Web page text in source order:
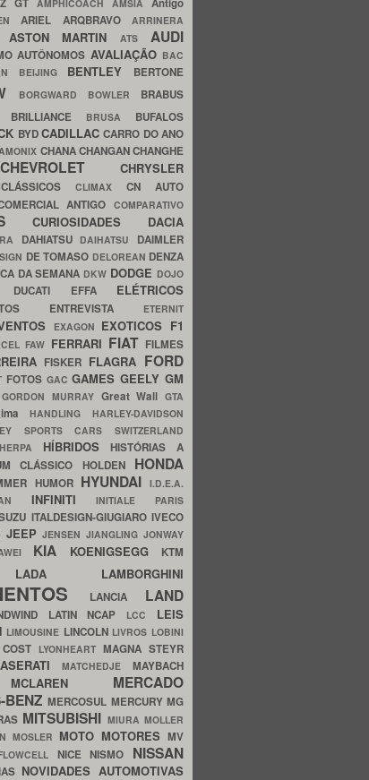
GT AMPHICOACH AMSIA Antigo
ARIEL ARQBRAVO ARRINERA
ASTON MARTINATS AUDI
AUTÔNOMOS AVALIAÇÃO BAC
BEIJING BENTLEY BERTONE
BORGWARD BOWLER BRABUS
BRILLIANCE BRUSA BUFALOS
BYDCADILLACCARRO DO ANO
CHANACHANGANCHANGHE
CHEVROLET CHRYSLER
CLÁSSICOS CLIMAX CN AUTO
ANTIGOCOMPARATIVO
CURIOSIDADES DACIA
DAHIATSU DAIHATSU DAIMLER
DE TOMASO DELOREAN DENZA
DA SEMANA DKW DODGE DOJO
DUCATI EFFA ELÉTRICOS
ENTREVISTA ETERNIT
EXAGON EXOTICOS F1
FAW FERRARI FIAT FILMES
FISKER FLAGRA FORD
FOTOS GACGAMESGEELYGM
GORDON MURRAY Great WallGTA
HANDLINGHARLEY-DAVIDSON
SPORTS CARS SWITZERLAND
HERPA HÍBRIDOSHISTÓRIAS A
CLÁSSICO HOLDEN HONDA
HUMOR HYUNDAI I.D.E.A.
INFINITIINITIALE PARIS
ITALDESIGN-GIUGIAROIVECO
JEEPJENSENJIANGLINGJONWAY
KIA KOENIGSEGG KTM
LADA LAMBORGHINI
LANCIA LAND
LATIN NCAP LCC LEIS
LIMOUSINE LINCOLN LIVROS LOBINI
LYONHEART MAGNA STEYR
MATCHEDJEMAYBACH
MCLAREN MERCADO
BENZMERCOSUL MERCURYMG
MITSUBISHI MIURA MOLLER
MOSLER MOTO MOTORES MV
NICENISMO NISSAN
NOVIDADES AUTOMOTIVAS